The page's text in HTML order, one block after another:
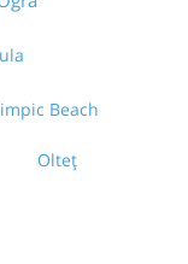
Beach
Olteț